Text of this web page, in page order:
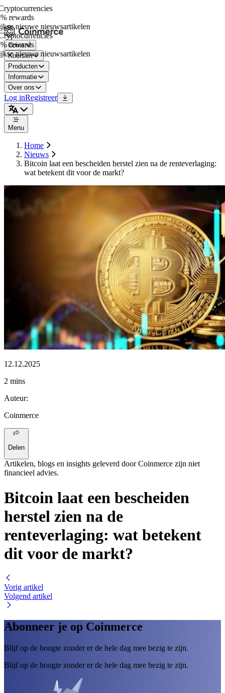
rewards
nieuwe nieuwsartikelen
rewards
nieuwe nieuwsartikelen
Coins
Koersen
Producten
Informatie
Over ons
Log inRegistreer
Menu
Home
Nieuws
Bitcoin laat een bescheiden herstel zien na de renteverlaging:
wat betekent dit voor de markt?
12.12.2025
2 mins
Auteur:
Coinmerce
Delen
Artikelen, blogs en insights geleverd door Coinmerce zijn niet
financieel advies.
Bitcoin laat een bescheiden
herstel zien na de
renteverlaging: wat betekent
dit voor de markt?
Vorig artikel
Volgend artikel
Abonneer je op Coinmerce
Blijf op de hoogte zonder er de hele dag mee bezig te zijn.
Blijf op de hoogte zonder er de hele dag mee bezig te zijn.